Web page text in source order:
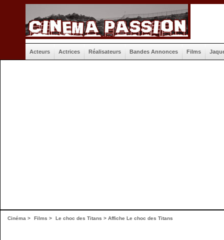
Acteurs Actrices Réalisateurs Bandes Annonces Films
Cinéma > Films > Le choc des Titans > Affiche Le choc des Titans